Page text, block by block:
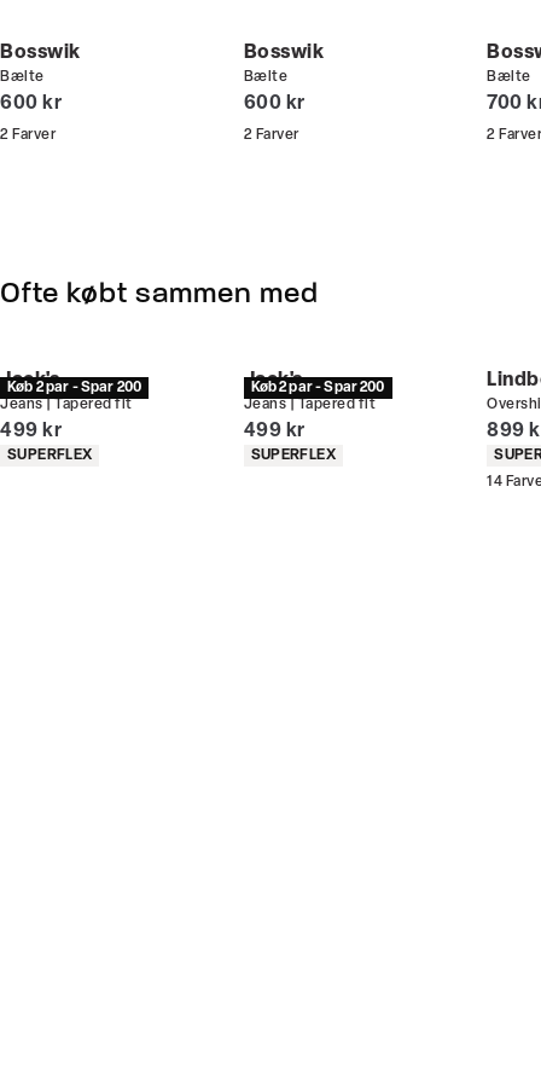
Du kan indløse din bonus 365 dage om året i alle
butikker og online.
Bosswik
Bælte
I alt (inkl. rabat)
600 kr
2 Farver
Bosswik
Bælte
I alt (inkl. rabat)
600 kr
2 Farver
Bælte
I alt
700
2
Ofte købt sammen med
Køb 2 par - Spar 200
Jack's
Jeans | Tapered fit
I alt (inkl. rabat)
499 kr
Produkt egenskaber
SUPERFLEX
Køb 2 par - Spar 200
Jack's
Jeans | Tapered fit
I alt (inkl. rabat)
499 kr
Produkt egenskaber
SUPERFLEX
I alt
899
14